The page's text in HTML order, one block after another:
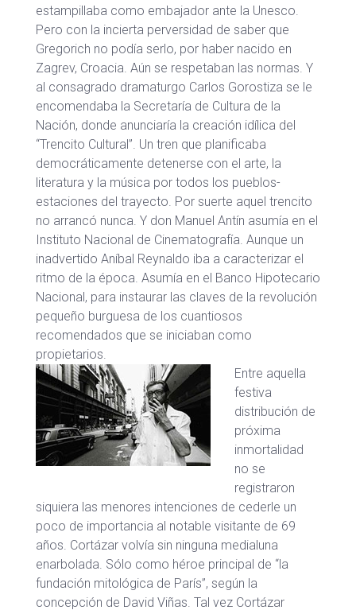
estampillaba como embajador ante la Unesco.
Pero con la incierta perversidad de saber que
Gregorich no podía serlo, por haber nacido en
Zagrev, Croacia. Aún se respetaban las normas. Y
al consagrado dramaturgo Carlos Gorostiza se le
encomendaba la Secretaría de Cultura de la
Nación, donde anunciaría la creación idílica del
“Trencito Cultural”. Un tren que planificaba
democráticamente detenerse con el arte, la
literatura y la música por todos los pueblos-
estaciones del trayecto. Por suerte aquel trencito
no arrancó nunca. Y don Manuel Antín asumía en el
Instituto Nacional de Cinematografía. Aunque un
inadvertido Aníbal Reynaldo iba a caracterizar el
ritmo de la época. Asumía en el Banco Hipotecario
Nacional, para instaurar las claves de la revolución
pequeño burguesa de los cuantiosos
recomendados que se iniciaban como
propietarios.
Entre aquella
festiva
distribución de
próxima
inmortalidad
no se
registraron
siquiera las menores intenciones de cederle un
poco de importancia al notable visitante de 69
años. Cortázar volvía sin ninguna medialuna
enarbolada. Sólo como héroe principal de “la
fundación mitológica de París”, según la
concepción de David Viñas. Tal vez Cortázar